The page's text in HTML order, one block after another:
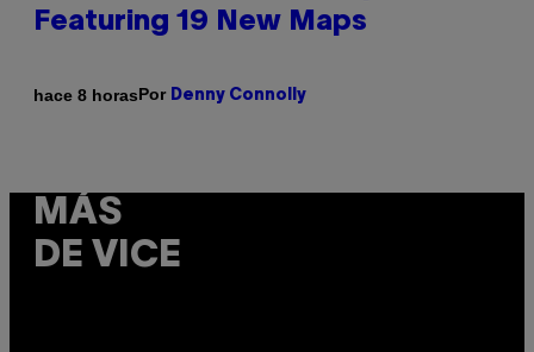
Featuring 19 New Maps
hace 8 horasPor Denny Connolly
MÁS
DE VICE